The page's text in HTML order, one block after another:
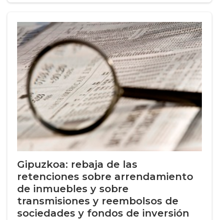
Gipuzkoa: rebaja de las
retenciones sobre arrendamiento
de inmuebles y sobre
transmisiones y reembolsos de
sociedades y fondos de inversión